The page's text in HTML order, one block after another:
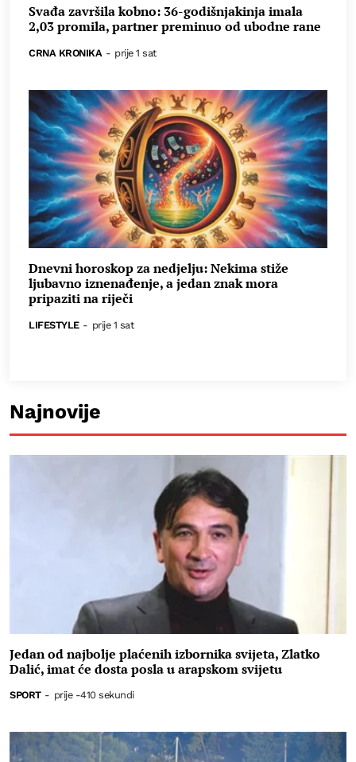
Svađa završila kobno: 36-godišnjakinja imala
2,03 promila, partner preminuo od ubodne rane
CRNA KRONIKA - prije 1 sat
Dnevni horoskop za nedjelju: Nekima stiže
ljubavno iznenađenje, a jedan znak mora
pripaziti na riječi
LIFESTYLE - prije 1 sat
Najnovije
Jedan od najbolje plaćenih izbornika svijeta, Zlatko
Dalić, imat će dosta posla u arapskom svijetu
SPORT - prije -410 sekundi